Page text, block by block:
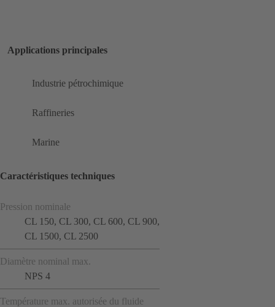
Applications principales
Industrie pétrochimique
Raffineries
Marine
Caractéristiques techniques
Pression nominale
CL 150, CL 300, CL 600, CL 900,
CL 1500, CL 2500
Diamètre nominal max.
NPS 4
Température max. autorisée du fluide